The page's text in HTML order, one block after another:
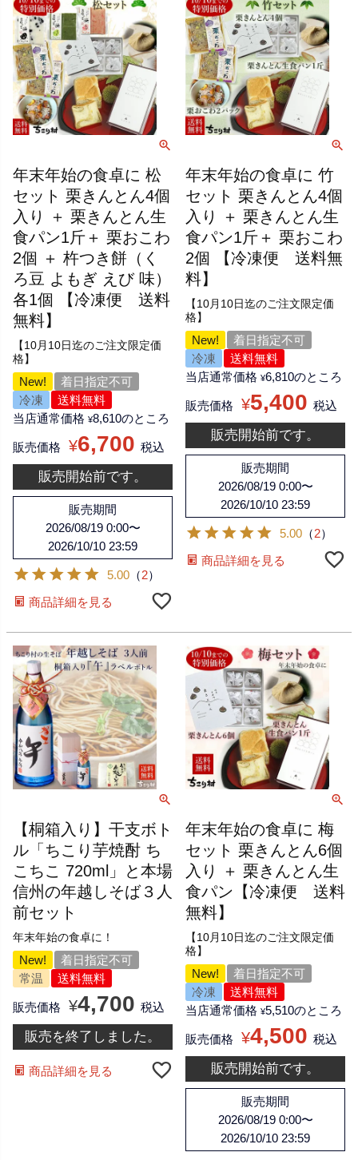
【10月10日迄のご注文限定価
格】
年末年始の食卓に 松
セット 栗きんとん4個
入り ＋ 栗きんとん生
食パン1斤＋ 栗おこわ
2個 ＋ 杵つき餅（く
ろ豆 よもぎ えび 味）
各1個 【冷凍便 送料
無料】
New!
着日指定不可
冷凍
送料無料
当店通常価格 ¥8,610のところ
販売価格 ¥6,700 税込
販売開始前です。
販売期間
2026/08/19 0:00〜
2026/10/10 23:59
5.00 （2）
商品詳細を見る
【10月10日迄のご注文限定価
格】
年末年始の食卓に 竹
セット 栗きんとん4個
入り ＋ 栗きんとん生
食パン1斤＋ 栗おこわ
2個 【冷凍便 送料無
料】
New!
着日指定不可
冷凍
送料無料
当店通常価格 ¥6,810のところ
販売価格 ¥5,400 税込
販売開始前です。
販売期間
2026/08/19 0:00〜
2026/10/10 23:59
5.00 （2）
商品詳細を見る
年末年始の食卓に！
【桐箱入り】干支ボト
ル「ちこり芋焼酎 ち
こちこ 720ml」と本場
信州の年越しそば３人
前セット
New!
着日指定不可
常温
送料無料
販売価格 ¥4,700 税込
販売を終了しました。
商品詳細を見る
【10月10日迄のご注文限定価
格】
年末年始の食卓に 梅
セット 栗きんとん6個
入り ＋ 栗きんとん生
食パン【冷凍便 送料
無料】
New!
着日指定不可
冷凍
送料無料
当店通常価格 ¥5,510のところ
販売価格 ¥4,500 税込
販売開始前です。
販売期間
2026/08/19 0:00〜
2026/10/10 23:59